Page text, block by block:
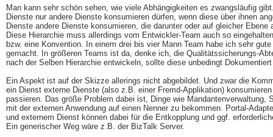
Man kann sehr schön sehen, wie viele Abhängigkeiten es zwangsläufig
Dienste nur andere Dienste konsumieren dürfen, wenn diese über ihnen
Dienste andere Dienste konsumieren, die darunter oder auf gleicher Ebene
Diese Hierarchie muss allerdings vom Entwickler-Team auch so
bzw. eine Konvention. In einem drei bis vier Mann Team habe ich sehr
gemacht. In größeren Teams ist da, denke ich, die Qualitätssicherungs-
nach der Selben Hierarchie entwickeln, sollte diese unbedingt
Ein Aspekt ist auf der Skizze allerings nicht abgebildet. Und zwar die
ein Dienst externe Dienste (also z.B. einer Fremd-Applikation)
passieren. Das größe Problem dabei ist, Dinge wie Mandantenverwaltung,
mit der externen Anwendung auf einen Nenner zu bekommen. Portal-
und externem Dienst können dabei für die Entkopplung und ggf.
Ein generischer Weg wäre z.B. der BizTalk Server.